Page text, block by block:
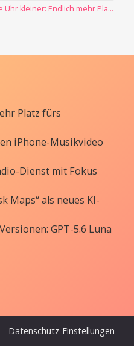
→ iOS 27 macht die Uhr kleiner: Endlich mehr Platz fürs Hintergrundbild
Platz fürs
iPhone-Musikvideo
Dienst mit Fokus
Maps“ als neues KI-
GPT-5.6 Luna
Datenschutz-Einstellungen